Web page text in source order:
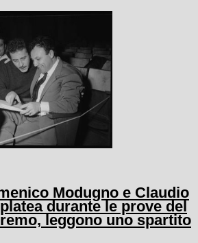
Modugno e Claudio
durante le prove del
leggono uno spartito